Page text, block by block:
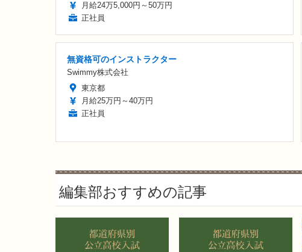
月給24万5,000円～50万円
正社員
無資格可のインストラクター
Swimmy株式会社
東京都
月給25万円～40万円
正社員
編集部おすすめの記事